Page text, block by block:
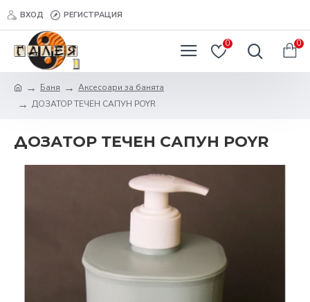
ВХОД РЕГИСТРАЦИЯ
0 0
Баня
Аксесоари за банята
ДОЗАТОР ТЕЧЕН САПУН POYR
ДОЗАТОР ТЕЧЕН САПУН POYR